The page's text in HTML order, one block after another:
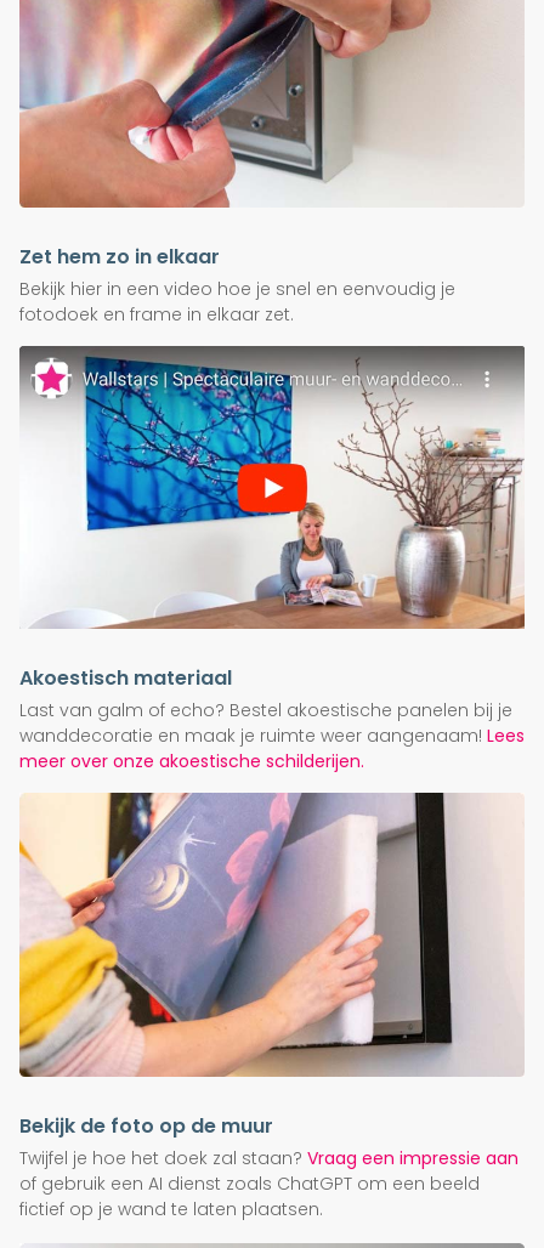
Zet hem zo in elkaar
Bekijk hier in een video hoe je snel en eenvoudig je
fotodoek en frame in elkaar zet.
Akoestisch materiaal
Last van galm of echo? Bestel akoestische panelen bij je
wanddecoratie en maak je ruimte weer aangenaam! Lees
meer over onze akoestische schilderijen.
Bekijk de foto op de muur
Twijfel je hoe het doek zal staan? Vraag een impressie aan
of gebruik een AI dienst zoals ChatGPT om een beeld
fictief op je wand te laten plaatsen.